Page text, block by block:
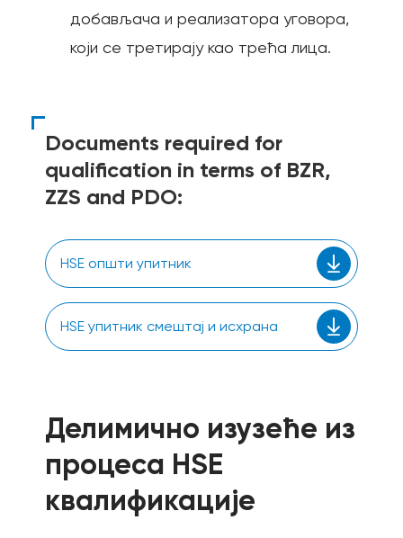
добављача и реализатора уговора,
који се третирају као трећа лица.
Documents required for
qualification in terms of BZR,
ZZS and PDO:
HSE општи упитник
HSE упитник смештај и исхрана
Делимично изузеће из
процеса НЅЕ
квалификације